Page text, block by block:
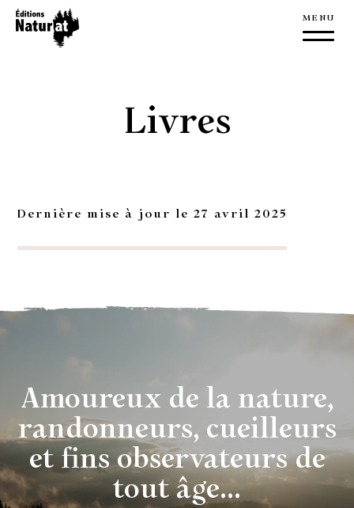
Éditions NaturAT
L’équipe
Activités
Produits dérivés
Livres
Dernière mise à jour le 27 avril 2025
Amoureux de la nature,
randonneurs, cueilleurs
et fins observateurs de
tout âge...